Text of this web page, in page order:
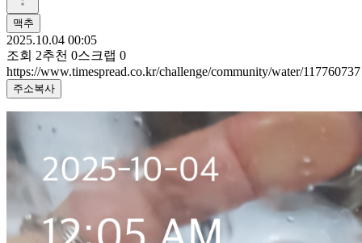
맥추
2025.10.04 00:05
조회 2추천 0스크랩 0
https://www.timespread.co.kr/challenge/community/water/117760737
주소복사